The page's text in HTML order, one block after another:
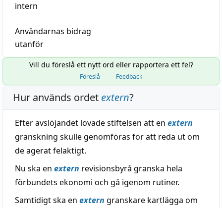
intern
Användarnas bidrag
utanför
Vill du föreslå ett nytt ord eller rapportera ett fel?
Föreslå Feedback
Hur används ordet extern?
Efter avslöjandet lovade stiftelsen att en extern
granskning skulle genomföras för att reda ut om
de agerat felaktigt.
Nu ska en extern revisionsbyrå granska hela
förbundets ekonomi och gå igenom rutiner.
Samtidigt ska en extern granskare kartlägga om